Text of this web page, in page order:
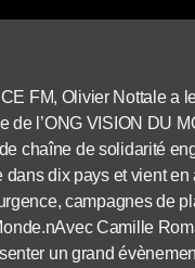
FM, Olivier Nottale a
l’ONG VISION DU
chaîne de solidarité
dix pays et vient
campagnes de
Camille
un grand